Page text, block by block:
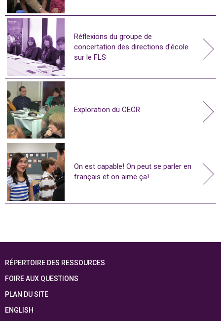
Réflexions du groupe de
concertation des directions d'école
sur le FLS
Exploration du CECR
On est capable! On peut se parler en
français et on aime ça!
RÉPERTOIRE DES RESSOURCES
FOIRE AUX QUESTIONS
PLAN DU SITE
ENGLISH